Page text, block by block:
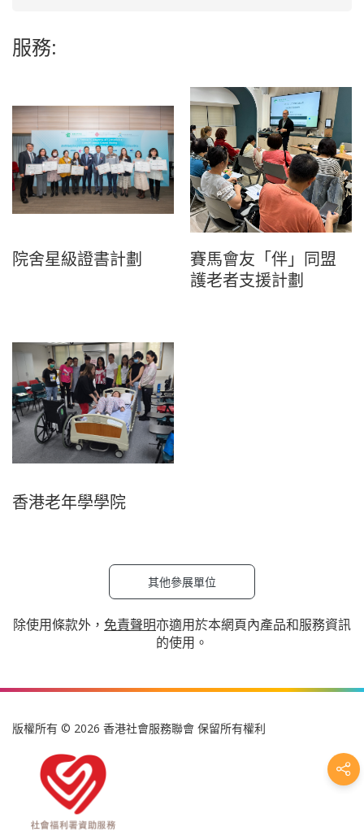
服務:
院舍星級證書計劃
賽馬會友「伴」同盟
護老者支援計劃
香港老年學學院
其他參展單位
除使用條款外， 免責聲明亦適用於本網頁內產品和服務資訊
的使用。
版權所有 © 2026 香港社會服務聯會 保留所有權利